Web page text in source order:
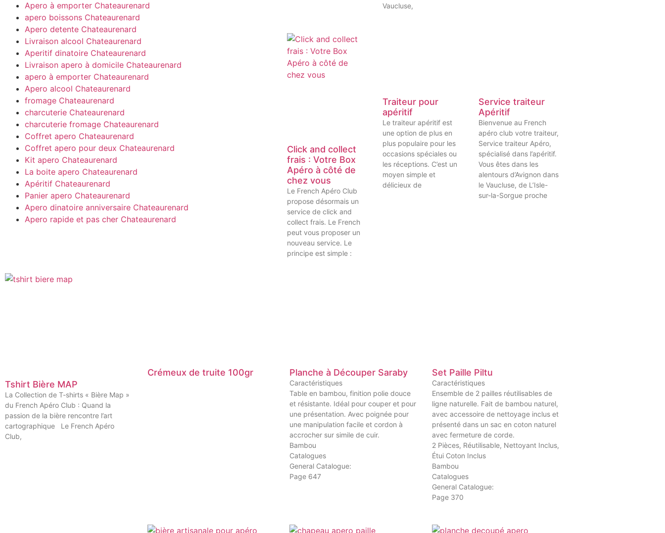
Apero à emporter Chateaurenard
apero boissons Chateaurenard
Apero detente Chateaurenard
Livraison alcool Chateaurenard
Aperitif dinatoire Chateaurenard
Livraison apero à domicile Chateaurenard
apero à emporter Chateaurenard
Apero alcool Chateaurenard
fromage Chateaurenard
charcuterie Chateaurenard
charcuterie fromage Chateaurenard
Coffret apero Chateaurenard
Coffret apero pour deux Chateaurenard
Kit apero Chateaurenard
La boite apero Chateaurenard
Apéritif Chateaurenard
Panier apero Chateaurenard
Apero dinatoire anniversaire Chateaurenard
Apero rapide et pas cher Chateaurenard
Vaucluse,
Click and collect
frais : Votre Box
Apéro à côté de
chez vous
Le French Apéro Club
propose désormais un
service de click and
collect frais. Le French
peut vous proposer un
nouveau service. Le
principe est simple :
Traiteur pour
apéritif
Le traiteur apéritif est
une option de plus en
plus populaire pour les
occasions spéciales ou
les réceptions. C’est un
moyen simple et
délicieux de
Service traiteur
Apéritif
Bienvenue au French
apéro club votre traiteur,
Service traiteur Apéro,
spécialisé dans l’apéritif.
Vous êtes dans les
alentours d’Avignon dans
le Vaucluse, de L’Isle-
sur-la-Sorgue proche
Tshirt Bière MAP
La Collection de T-shirts « Bière Map »
du French Apéro Club : Quand la
passion de la bière rencontre l’art
cartographique Le French Apéro
Club,
Crémeux de truite 100gr Planche à Découper Saraby
Caractéristiques
Table en bambou, finition polie douce
et résistante. Idéal pour couper et pour
une présentation. Avec poignée pour
une manipulation facile et cordon à
accrocher sur simile de cuir.
Bambou
Catalogues
General Catalogue:
Page 647
Set Paille Piltu
Caractéristiques
Ensemble de 2 pailles réutilisables de
ligne naturelle. Fait de bambou naturel,
avec accessoire de nettoyage inclus et
présenté dans un sac en coton naturel
avec fermeture de corde.
2 Pièces, Réutilisable, Nettoyant Inclus,
Étui Coton Inclus
Bambou
Catalogues
General Catalogue:
Page 370